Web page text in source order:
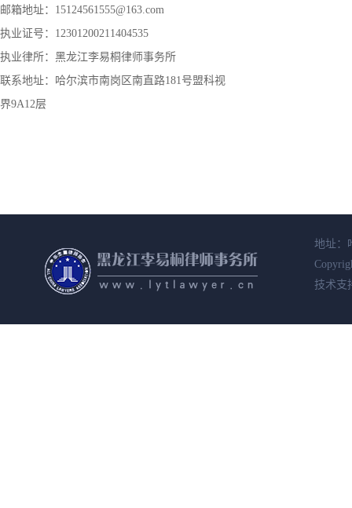
邮箱地址：15124561555@163.com
执业证号：12301200211404535
执业律所：黑龙江李易桐律师事务所
联系地址：哈尔滨市南岗区南直路181号盟科视
界9A12层
地址：
技术支